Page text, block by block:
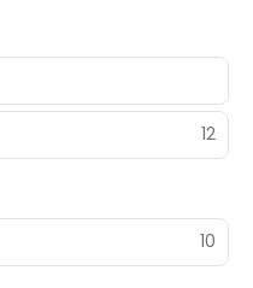
12
10